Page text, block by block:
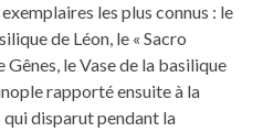
les plus connus : le
de Léon, le « Sacro
le Vase de la basilique
rapporté ensuite à la
disparut pendant la